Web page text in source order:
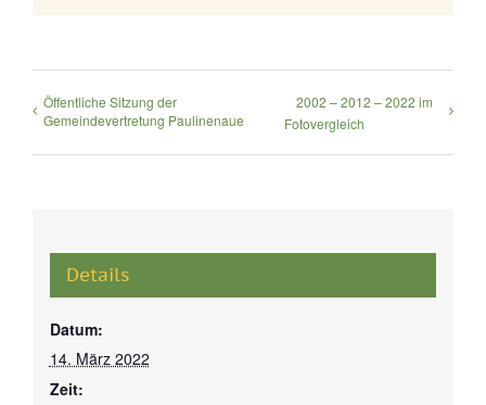
Öffentliche Sitzung der
Gemeindevertretung Paulinenaue
2002 – 2012 – 2022 im
Fotovergleich
Details
Datum:
14. März 2022
Zeit: